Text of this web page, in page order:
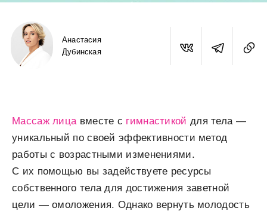
Анастасия
Дубинская
Массаж лицавместе с гимнастикой для тела —
уникальный по своей эффективности метод
работы с возрастными изменениями.
С их помощью вы задействуете ресурсы
собственного тела для достижения заветной
цели — омоложения. Однако вернуть молодость